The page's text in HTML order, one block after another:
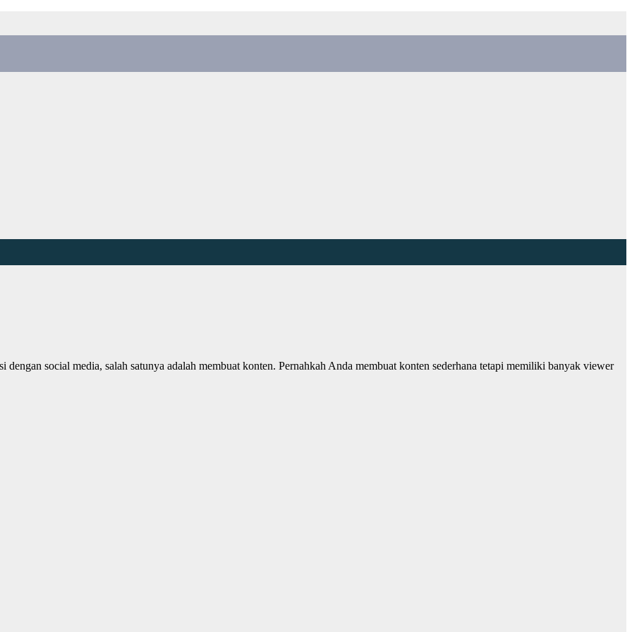
social media, salah satunya adalah membuat konten. Pernahkah Anda membuat konten sederhana tetapi memiliki banyak viewer